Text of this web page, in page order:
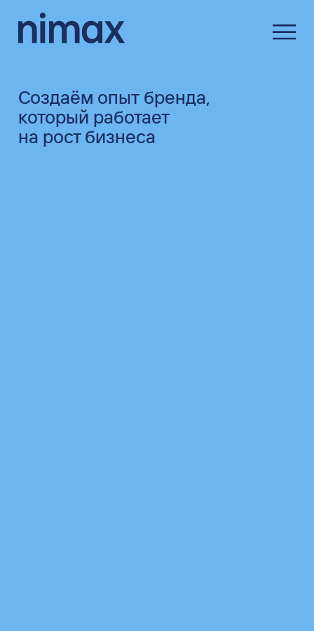
Создаём опыт бренда,
который работает
на рост бизнеса